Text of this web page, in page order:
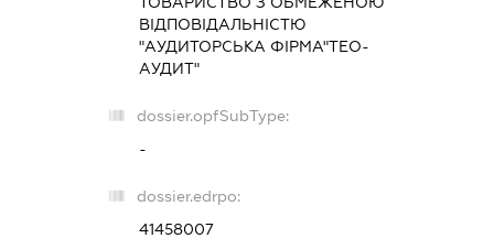
ВІДПОВІДАЛЬНІСТЮ
"АУДИТОРСЬКА ФІРМА"ТЕО-
АУДИТ"
dossier.opfSubType:
-
dossier.edrpo:
41458007